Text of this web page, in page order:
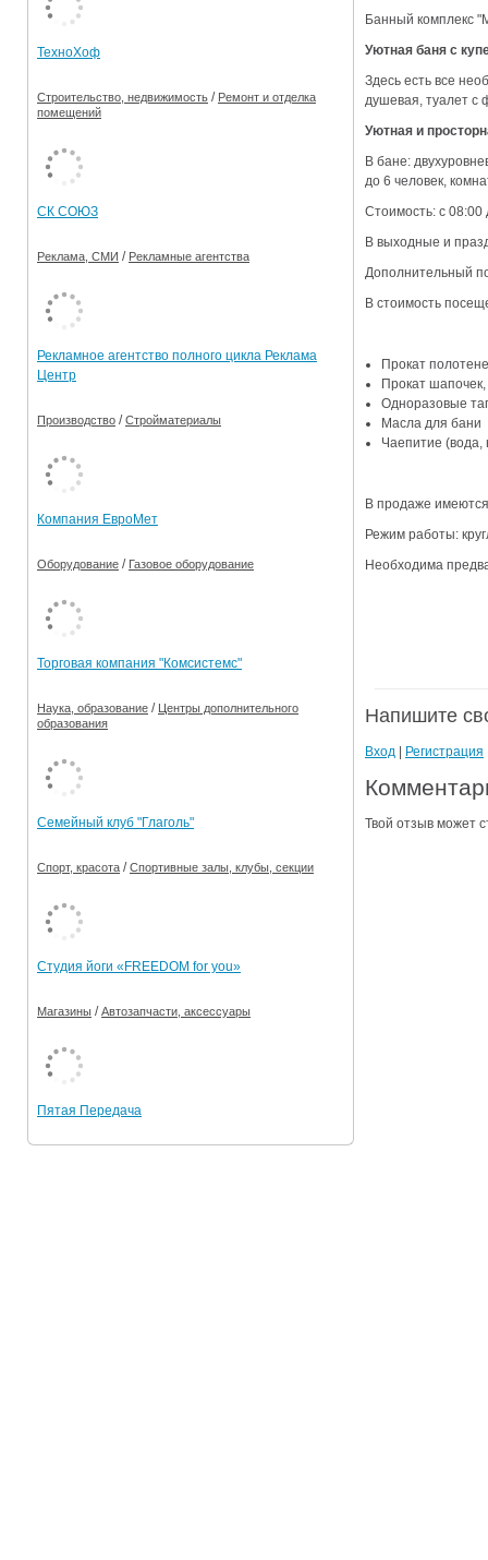
Ограничения движения транспорта на майские
Банный комплекс
Уютная баня с
Здесь есть все
душевая, туалет с
Уютная и
В бане:
до 6 человек,
Стоимость: с 08:00
В выходные и
Дополнительный
В стоимость
Прокат
Прокат шапочек,
Одноразовые
Масла для бани
Чаепитие (вода,
В продаже
Режим работы:
Необходима
Напишите
Вход Регистрация
Твой отзыв может
ТехноХоф
Строительство, недвижимость / Ремонт и отделка
помещений
СК СОЮЗ
Реклама, СМИ / Рекламные агентства
Рекламное агентство полного цикла Реклама
Центр
Производство /Стройматериалы
Компания ЕвроМет
Оборудование / Газовое оборудование
Торговая компания "Комсистемс"
Наука, образование / Центры дополнительного
образования
Семейный клуб "Глаголь"
Спорт, красота /Спортивные залы, клубы, секции
Студия йоги «FREEDOM for you»
Магазины /Автозапчасти, аксессуары
Пятая Передача